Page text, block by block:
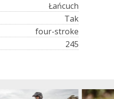
Łańcuch
Tak
four-stroke
245